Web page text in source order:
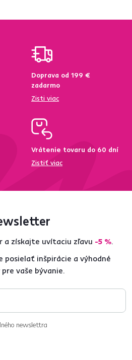
Doprava od 199 €
zadarmo
Zisti viac
Vrátenie tovaru do 60 dní
Zistiť viac
a získajte uvítaciu zľavu -5 %.
posielať inšpirácie a výhodné
vaše bývanie.
newslettra